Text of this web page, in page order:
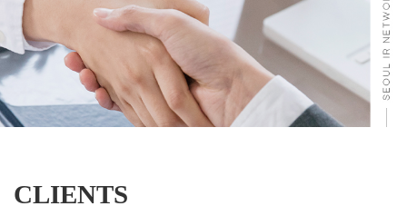
CLIENTS